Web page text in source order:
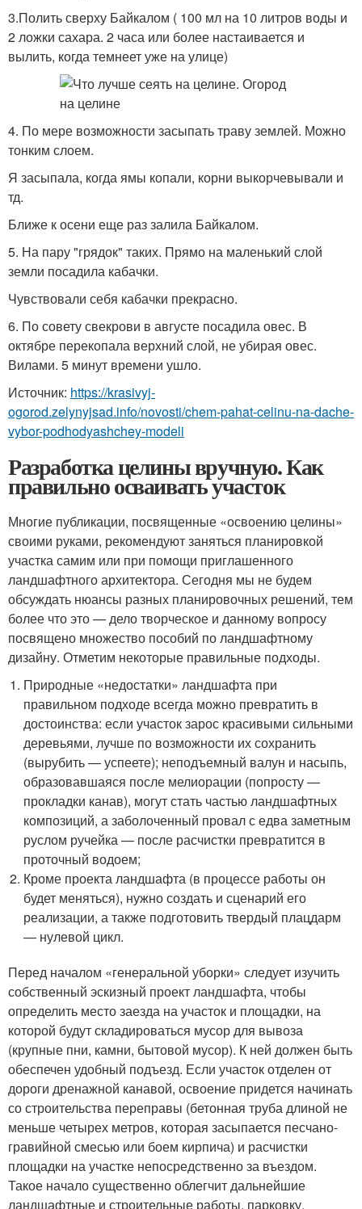
3.Полить сверху Байкалом ( 100 мл на 10 литров воды и
2 ложки сахара. 2 часа или более настаивается и
вылить, когда темнеет уже на улице)
4. По мере возможности засыпать траву землей. Можно
тонким слоем.
Я засыпала, когда ямы копали, корни выкорчевывали и
тд.
Ближе к осени еще раз залила Байкалом.
5. На пару "грядок" таких. Прямо на маленький слой
земли посадила кабачки.
Чувствовали себя кабачки прекрасно.
6. По совету свекрови в августе посадила овес. В
октябре перекопала верхний слой, не убирая овес.
Вилами. 5 минут времени ушло.
Источник: https://krasivyj-
ogorod.zelynyjsad.info/novosti/chem-pahat-celinu-na-dache-
vybor-podhodyashchey-modeli
Разработка целины вручную. Как
правильно осваивать участок
Многие публикации, посвященные «освоению целины»
своими руками, рекомендуют заняться планировкой
участка самим или при помощи приглашенного
ландшафтного архитектора. Сегодня мы не будем
обсуждать нюансы разных планировочных решений, тем
более что это — дело творческое и данному вопросу
посвящено множество пособий по ландшафтному
дизайну. Отметим некоторые правильные подходы.
Природные «недостатки» ландшафта при
правильном подходе всегда можно превратить в
достоинства: если участок зарос красивыми сильными
деревьями, лучше по возможности их сохранить
(вырубить — успеете); неподъемный валун и насыпь,
образовавшаяся после мелиорации (попросту —
прокладки канав), могут стать частью ландшафтных
композиций, а заболоченный провал с едва заметным
руслом ручейка — после расчистки превратится в
проточный водоем;
Кроме проекта ландшафта (в процессе работы он
будет меняться), нужно создать и сценарий его
реализации, а также подготовить твердый плацдарм
— нулевой цикл.
Перед началом «генеральной уборки» следует изучить
собственный эскизный проект ландшафта, чтобы
определить место заезда на участок и площадки, на
которой будут складироваться мусор для вывоза
(крупные пни, камни, бытовой мусор). К ней должен быть
обеспечен удобный подъезд. Если участок отделен от
дороги дренажной канавой, освоение придется начинать
со строительства переправы (бетонная труба длиной не
меньше четырех метров, которая засыпается песчано-
гравийной смесью или боем кирпича) и расчистки
площадки на участке непосредственно за въездом.
Такое начало существенно облегчит дальнейшие
ландшафтные и строительные работы, парковку,